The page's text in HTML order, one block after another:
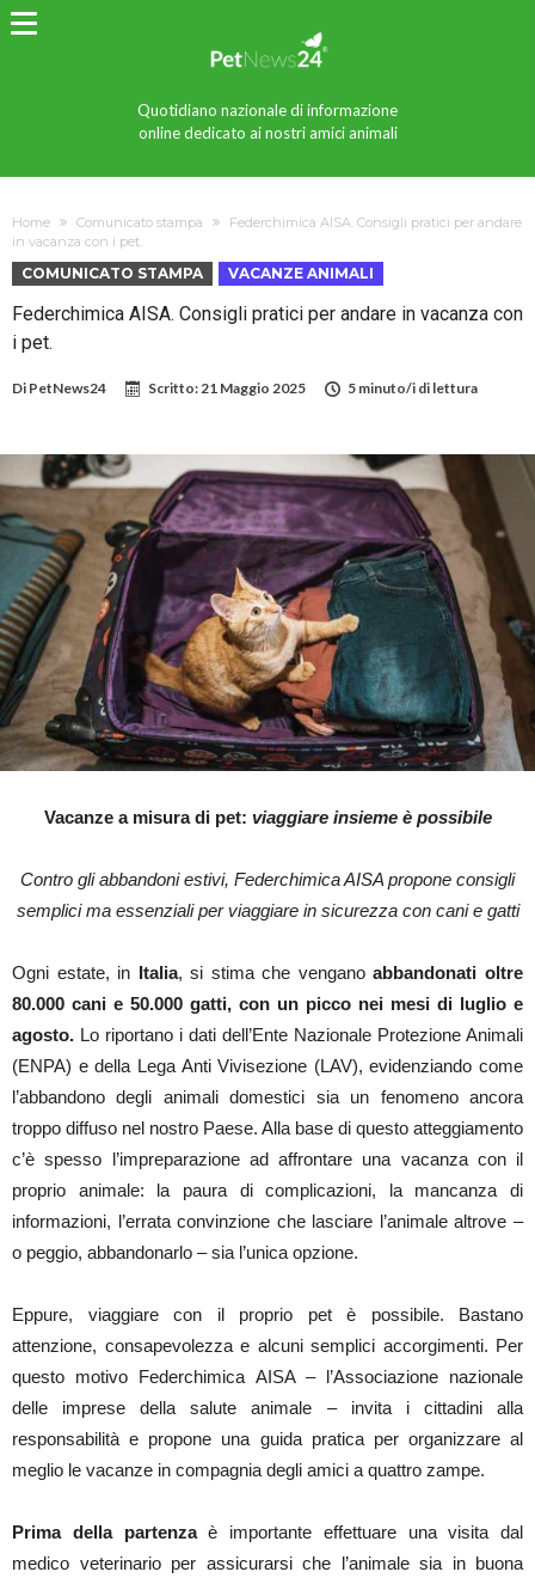
Quotidiano nazionale di informazione
online dedicato ai nostri amici animali
Home Comunicato stampa
Federchimica AISA. Consigli pratici per andare
in vacanza con i pet.
COMUNICATO STAMPA VACANZE ANIMALI
Federchimica AISA. Consigli pratici per andare in vacanza con
i pet.
Di PetNews24 Scritto:21 Maggio 2025 5 minuto/i di lettura
Vacanze a misura di pet: viaggiare insieme è possibile
Contro gli abbandoni estivi, Federchimica AISA propone consigli
semplici ma essenziali per viaggiare in sicurezza con cani e gatti
Ogni estate, in Italia, si stima che venganoabbandonati oltre
80.000 cani e 50.000 gatti, con un picco nei mesi di luglio e
agosto. Lo riportano i dati dell’Ente Nazionale Protezione Animali
(ENPA) e della Lega Anti Vivisezione (LAV), evidenziando come
l’abbandono degli animali domestici sia un fenomeno ancora
troppo diffuso nel nostro Paese. Alla base di questo atteggiamento
c’è spesso l’impreparazione ad affrontare una vacanza con il
proprio animale: la paura di complicazioni, la mancanza di
informazioni, l’errata convinzione che lasciare l’animale altrove –
o peggio, abbandonarlo – sia l’unica opzione.
Eppure, viaggiare con il proprio pet è possibile. Bastano
attenzione, consapevolezza e alcuni semplici accorgimenti. Per
questo motivo Federchimica AISA – l’Associazione nazionale
delle imprese della salute animale – invita i cittadini alla
responsabilità e propone una guida pratica per organizzare al
meglio le vacanze in compagnia degli amici a quattro zampe.
Prima della partenzaè importante effettuare una visita dal
medico veterinario per assicurarsi che l’animale sia in buona